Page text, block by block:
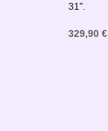
31".
329,90 €